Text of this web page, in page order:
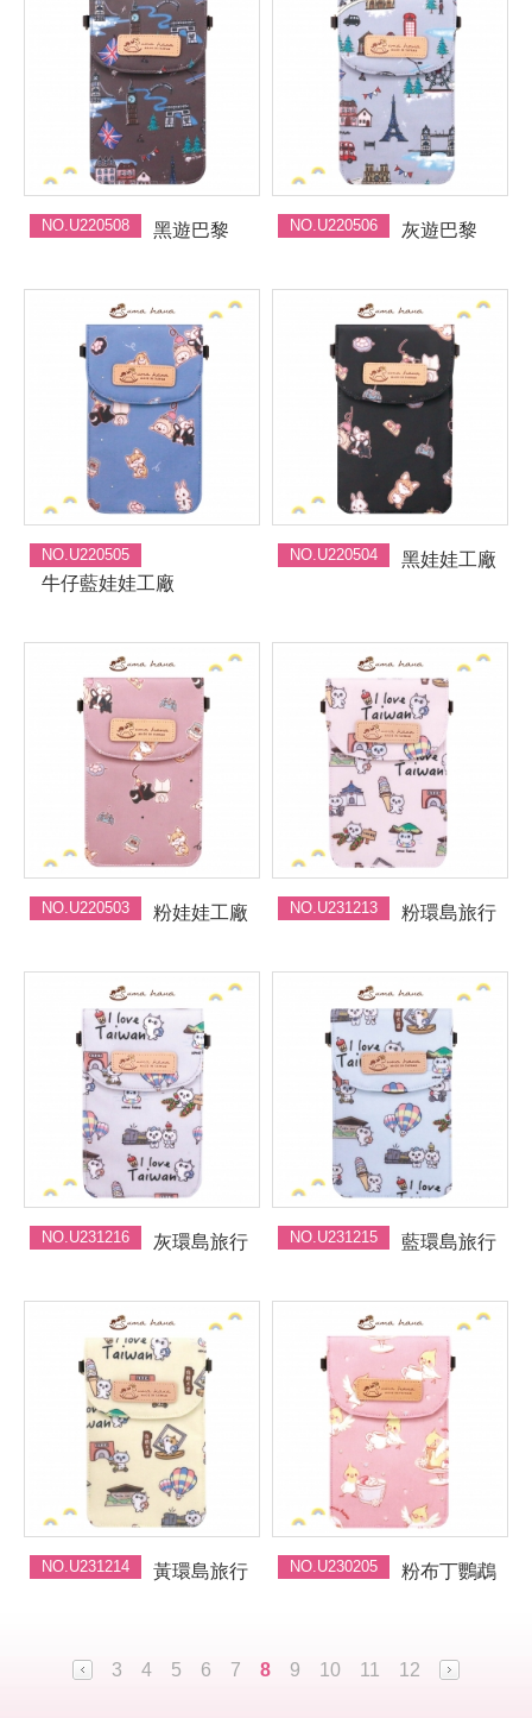
NO.U220508 黑遊巴黎 NO.U220506 灰遊巴黎
NO.U220505
牛仔藍娃娃工廠
NO.U220504 黑娃娃工廠
NO.U220503 粉娃娃工廠 NO.U231213 粉環島旅行
NO.U231216 灰環島旅行 NO.U231215 藍環島旅行
NO.U231214 黃環島旅行 NO.U230205 粉布丁鸚鵡
3 4 5 6 7 8 9 10 11 12